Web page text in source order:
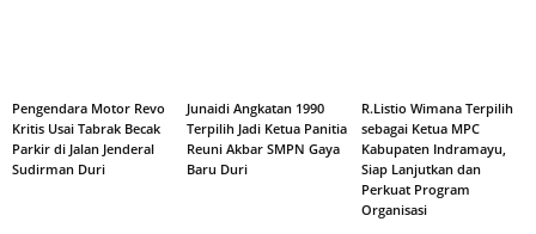
Pengendara Motor Revo
Kritis Usai Tabrak Becak
Parkir di Jalan Jenderal
Sudirman Duri
Junaidi Angkatan 1990
Terpilih Jadi Ketua Panitia
Reuni Akbar SMPN Gaya
Baru Duri
R.Listio Wimana Terpilih
sebagai Ketua MPC
Kabupaten Indramayu,
Siap Lanjutkan dan
Perkuat Program
Organisasi